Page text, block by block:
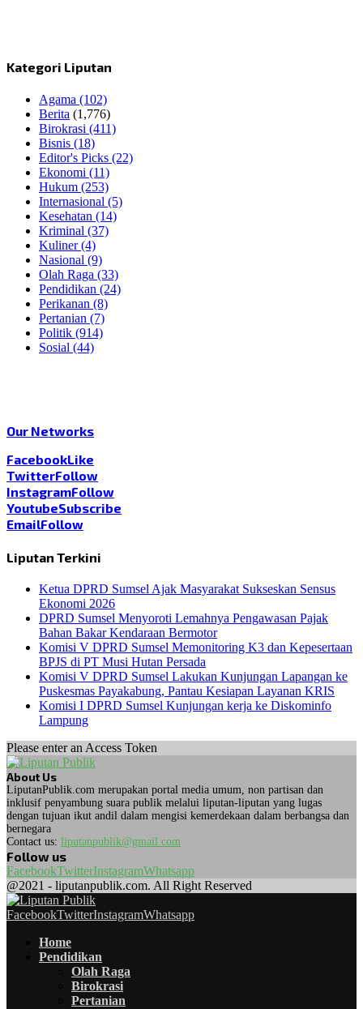
Kategori Liputan
Agama (102)
Berita (1,776)
Birokrasi (411)
Bisnis (18)
Editor's Picks (22)
Ekonomi (11)
Hukum (253)
Internasional (5)
Kesehatan (14)
Kriminal (37)
Kuliner(4)
Nasional (9)
Olah Raga (33)
Pendidikan (24)
Perikanan (8)
Pertanian (7)
Politik (914)
Sosial (44)
Our Networks
FacebookLike
TwitterFollow
InstagramFollow
YoutubeSubscribe
EmailFollow
Liputan Terkini
Ketua DPRD Sumsel Ajak Masyarakat Sukseskan Sensus
Ekonomi 2026
DPRD Sumsel Menyoroti Lemahnya Pengawasan Pajak
Bahan Bakar Kendaraan Bermotor
Komisi V DPRD Sumsel Memonitoring K3 dan Kepesertaan
BPJS di PT Musi Hutan Persada
Komisi V DPRD Sumsel Lakukan Kunjungan Lapangan ke
Puskesmas Payakabung, Pantau Kesiapan Layanan KRIS
Komisi I DPRD Sumsel Kunjungan kerja ke Diskominfo
Lampung
Please enter an Access Token
About Us
LiputanPublik.com merupakan portal media umum, non partisan dan
inklusif penyambung suara publik melalui liputan-liputan yang lugas
dengan tujuan ikut andil dalam mengisi kemerdekaan dalam berbangsa dan
bernegara
Contact us: liputanpublik@gmail.com
Follow us
FacebookTwitterInstagramWhatsapp
@2021 - liputanpublik.com. All Right Reserved
FacebookTwitterInstagramWhatsapp
Home
Pendidikan
Olah Raga
Birokrasi
Pertanian